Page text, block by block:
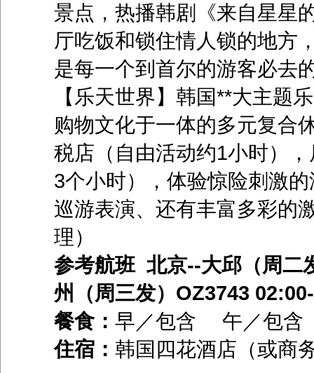
景点，热播韩剧《来自星星
厅吃饭和锁住情人锁的地方
是每一个到首尔的游客必去
【乐天世界】韩国**大主题
购物文化于一体的多元复合
税店（自由活动约1小时）
3个小时），体验惊险刺激
巡游表演、还有丰富多彩的
理）
参考航班 北京--大邱（周二
州（周三发）OZ3743
餐食： 早／包含 午／包
住宿： 韩国四花酒店（或商